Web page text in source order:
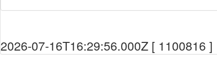
2026-07-16T16:29:56.000Z [ 1100816 ]